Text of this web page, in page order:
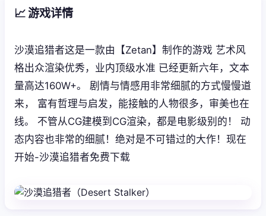
📈 游戏详情
沙漠追猎者这是一款由【Zetan】制作的游戏 艺术风
格出众渲染优秀，业内顶级水准 已经更新六年，文本
量高达160W+。 剧情与情感用非常细腻的方式慢慢道
来， 富有哲理与启发，能接触的人物很多，审美也在
线。 不管从CG建模到CG渲染，都是电影级别的！ 动
态内容也非常的细腻！绝对是不可错过的大作！现在
开始-沙漠追猎者免费下载